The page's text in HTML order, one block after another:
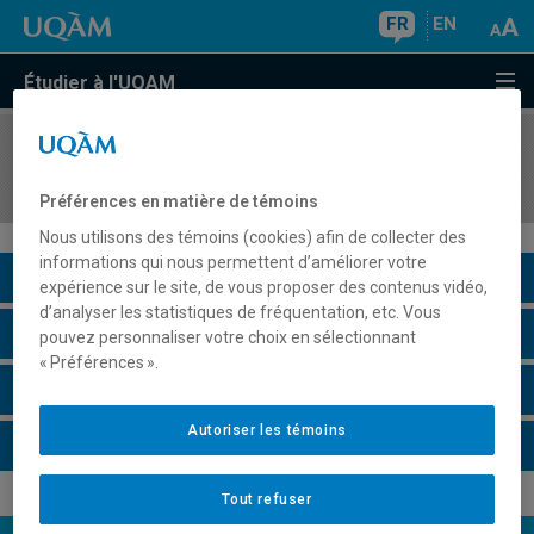
FR EN
Étudier à l'UQAM
COURS//
Description du cours
Horaire - Été 2026
Préférences en matière de témoins
Nous utilisons des témoins (cookies) afin de collecter des
informations qui nous permettent d’améliorer votre
expérience sur le site, de vous proposer des contenus vidéo,
d’analyser les statistiques de fréquentation, etc. Vous
pouvez personnaliser votre choix en sélectionnant
« Préférences ».
Tout refuser
Autoriser les témoins